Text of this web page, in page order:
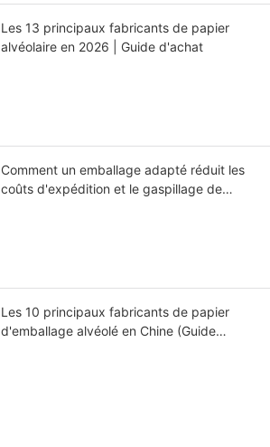
Les 13 principaux fabricants de papier
alvéolaire en 2026 | Guide d'achat
Comment un emballage adapté réduit les
coûts d'expédition et le gaspillage de
Les 10 principaux fabricants de papier
d'emballage alvéolé en Chine (Guide